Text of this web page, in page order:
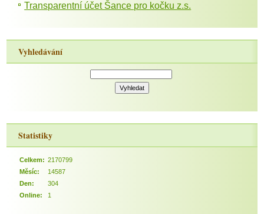
Transparentní účet Šance pro kočku z.s.
Vyhledávání
Statistiky
Online: 1
Celkem: 2170799
Měsíc:
14587
Den:
304